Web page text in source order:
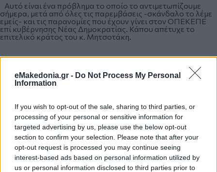
eMakedonia.gr - Do Not Process My Personal
Information
If you wish to opt-out of the sale, sharing to third parties, or
processing of your personal or sensitive information for
targeted advertising by us, please use the below opt-out
section to confirm your selection. Please note that after your
opt-out request is processed you may continue seeing
interest-based ads based on personal information utilized by
us or personal information disclosed to third parties prior to
Αυτό είναι ένα πρόβλημα το οποίο το αντιμετωπίζουμε
σήμερα, μετά από όλες τις παρεμβάσεις -σκάνδαλο το λέμε
εμείς- και τις παρανομίες που έχουν γίνει στον ΟΠΕΚΕΠΕ
επί κυβέρνησης Νέας Δημοκρατίας. Κάπου απέτυχε το
επιτελικό κράτος του κ. Μητσοτάκη.
Έχει έρθει δικογραφία που κατηγορούνται βουλευτές και
υπουργοί. Αυτό είναι το ουσιαστικό. Όχι αν συμπαθώ την
εισαγγελέα ή αν είναι ξανθιά ή αν είναι μελαχρινή. Έχουμε
Γεωργιάδης στην Ευρωπαία Εισαγγελέα και είναι
απαράδεκτη η δική μας φρασεολογία, που αναδεικνύουμε
τις παρανομίες της κυβέρνησης;
Για την αναγκαιότητα συμπόρευσης του προοδευτικού
χώρου